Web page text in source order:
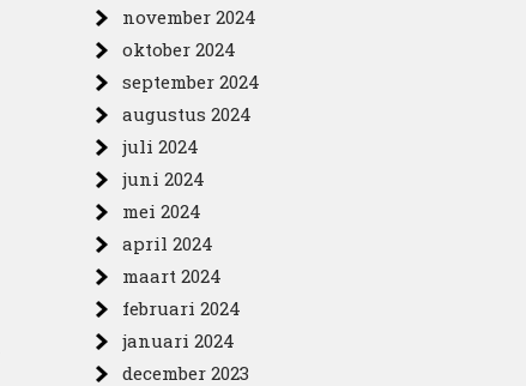
november 2024
oktober 2024
september 2024
augustus 2024
juli 2024
juni 2024
mei 2024
april 2024
maart 2024
februari 2024
januari 2024
december 2023